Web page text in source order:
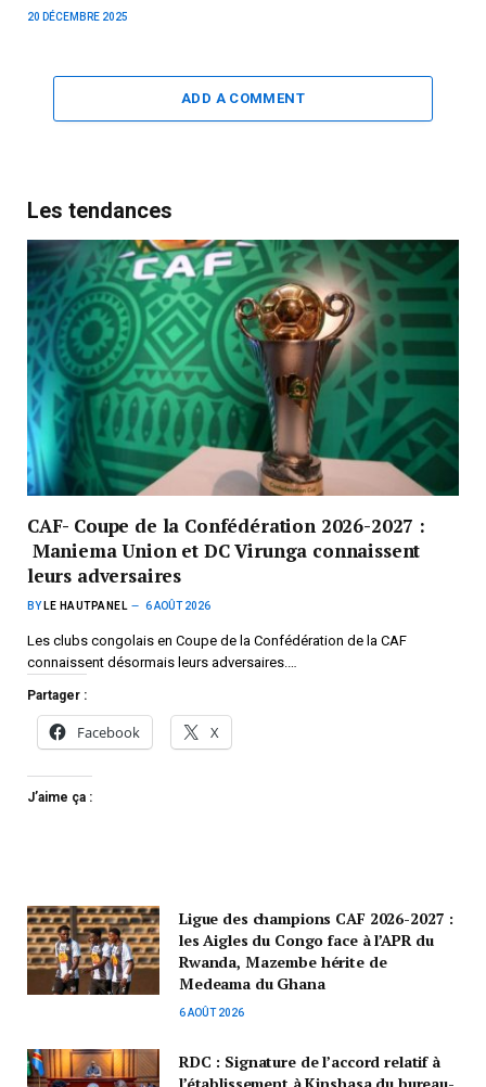
20 DÉCEMBRE 2025
ADD A COMMENT
Les tendances
CAF- Coupe de la Confédération 2026-2027 :
Maniema Union et DC Virunga connaissent
leurs adversaires
BY LE HAUTPANEL 6 AOÛT 2026
Les clubs congolais en Coupe de la Confédération de la CAF
connaissent désormais leurs adversaires.…
Partager :
Facebook X
J’aime ça :
Ligue des champions CAF 2026-2027 :
les Aigles du Congo face à l’APR du
Rwanda, Mazembe hérite de
Medeama du Ghana
6 AOÛT 2026
RDC : Signature de l’accord relatif à